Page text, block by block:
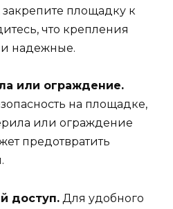
площадку к
что крепления
и надежные.
или ограждение.
на площадке,
или ограждение
предотвратить
доступ. Для удобного